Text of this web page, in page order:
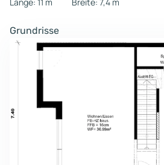
Grundrisse